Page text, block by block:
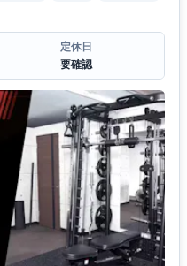
定休日
要確認